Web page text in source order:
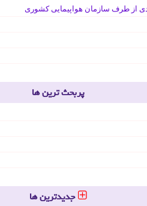
از طرف سازمان هواپیمایی کشوری
پربحث ترین ها
جدیدترین ها